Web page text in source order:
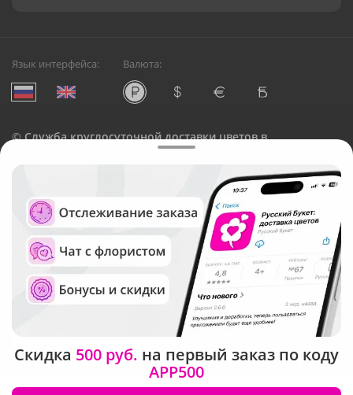
Язык интерфейса: Валюта:
©Служба круглосуточной доставки цветов в
Русский Букет, 2026
Общество с ограниченной ответственностью «Технология»
ОГРН: 1195476081745, ИНН: 5410081997
Юридический адрес: г. Новосибирск, ул. Ипподромская,
д.42, оф. 3
Рейтинг Русского букета
Скидка 500 руб. на первый заказ по коду
APP500